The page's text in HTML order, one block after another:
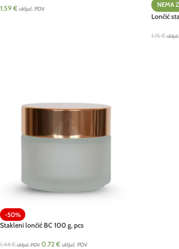
1.59€ uključ. PDV
NEMA
Lončić
1.15€
-50%
Stakleni lončić BC 100 g, pcs
1.44€ uključ. PDV 0.72€ uključ. PDV